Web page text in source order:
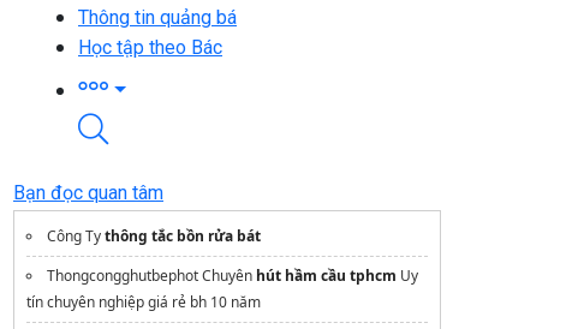
Thông tin quảng bá
Học tập theo Bác
Bạn đọc quan tâm
Công Tythông tắc bồn rửa bát
Thongcongghutbephot Chuyên hút hầm cầu tphcm Uy
tín chuyên nghiệp giá rẻ bh 10 năm